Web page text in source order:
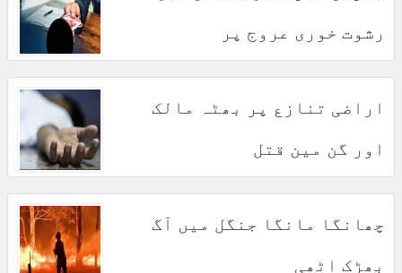
رشوت خوری عروج پر
اراضی تنازع پر بھٹہ مالک
اور گن مین قتل
چھانگا مانگا جنگل میں آگ
بھڑک اٹھی